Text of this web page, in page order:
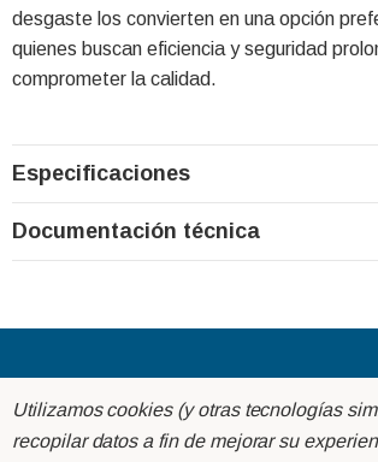
desgaste los convierten en una opción
quienes buscan eficiencia y seguridad
comprometer la calidad.
Especificaciones
Documentación técnica
Acerca de
Utilizamos cookies (y otras tecnologías
recopilar datos a fin de mejorar su